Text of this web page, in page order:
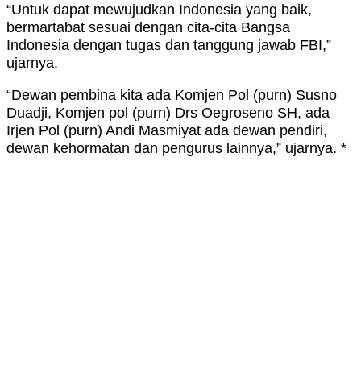
“Untuk dapat mewujudkan Indonesia yang baik,
bermartabat sesuai dengan cita-cita Bangsa
Indonesia dengan tugas dan tanggung jawab FBI,”
ujarnya.
“Dewan pembina kita ada Komjen Pol (purn) Susno
Duadji, Komjen pol (purn) Drs Oegroseno SH, ada
Irjen Pol (purn) Andi Masmiyat ada dewan pendiri,
dewan kehormatan dan pengurus lainnya,” ujarnya. *